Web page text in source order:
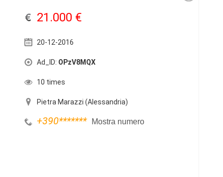
21.000 €
20-12-2016
Ad_ID: OPzV8MQX
10 times
Pietra Marazzi (Alessandria)
+390******* Mostra numero